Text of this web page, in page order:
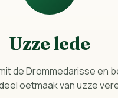
Uzze lede
de Drommedarisse en
oetmaak van uzze